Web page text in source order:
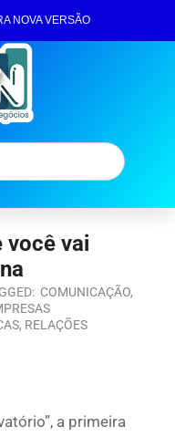
NOVA VERSÃO
você vai
COMUNICAÇÃO,
, RELAÇÕES
a primeira